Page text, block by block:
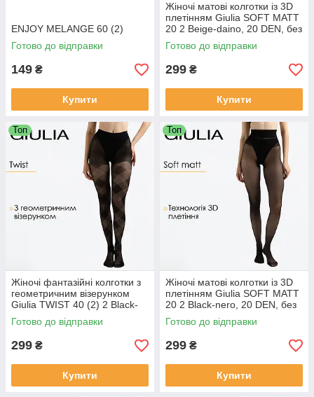
ENJOY MELANGE 60 (2)
Готово до відправки
149 ₴
Купити
Жіночі матові колготки із 3D
плетінням Giulia SOFT MATT
20 2 Beige-daino, 20 DEN, без
шортиків, матові
Готово до відправки
299 ₴
Купити
Топ
Жіночі фантазійні колготки з
геометричним візерунком
Giulia TWIST 40 (2) 2 Black-
nero, 40 DEN, геометричний
принт
Готово до відправки
299 ₴
Купити
Топ
Жіночі матові колготки із 3D
плетінням Giulia SOFT MATT
20 2 Black-nero, 20 DEN, без
шортиків, матові
Готово до відправки
299 ₴
Купити